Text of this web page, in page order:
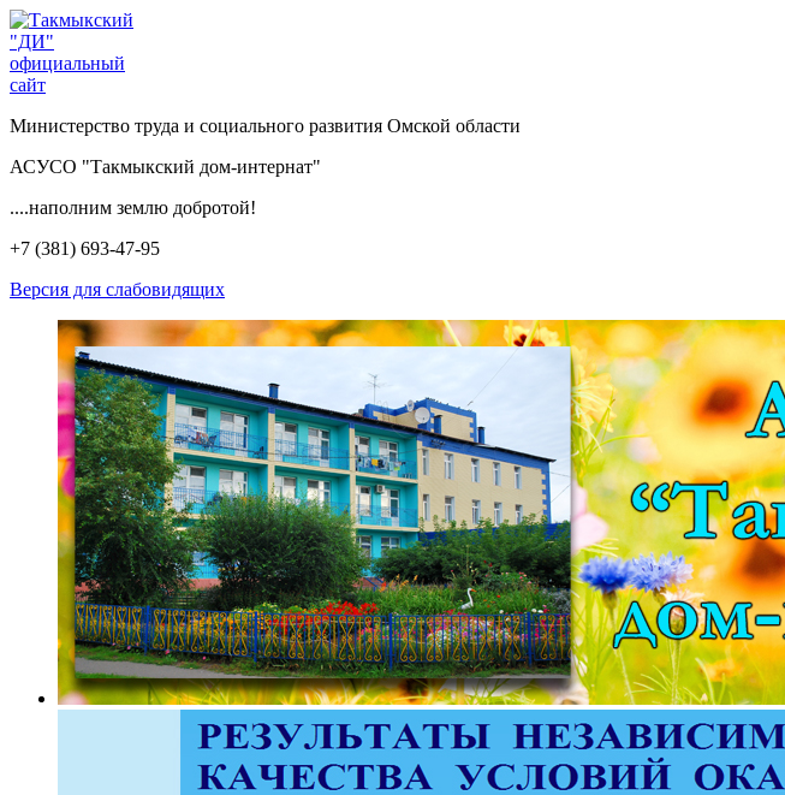
Министерство труда и социального развития Омской области
АСУСО "Такмыкский дом-интернат"
....наполним землю добротой!
+7 (381) 693-47-95
Версия для слабовидящих